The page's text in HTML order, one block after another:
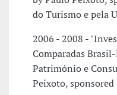
do Turismo e pela
2006 - 2008 -
Comparadas
Património e
Peixoto, sponsored